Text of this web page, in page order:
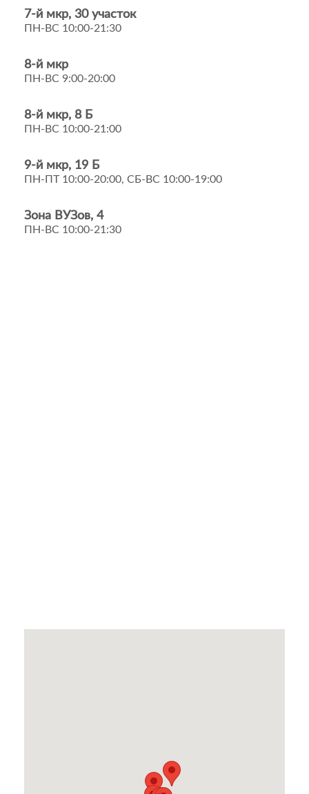
7-й мкр, 30 участок
ПН-ВС 10:00-21:30
8-й мкр
ПН-ВС 9:00-20:00
8-й мкр, 8 Б
ПН-ВС 10:00-21:00
9-й мкр, 19 Б
ПН-ПТ 10:00-20:00, СБ-ВС 10:00-19:00
Зона ВУЗов, 4
ПН-ВС 10:00-21:30